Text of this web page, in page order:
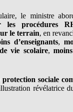
le ministre
les procédures
le terrain, en
d’enseignants,
vie scolaire,
protection sociale
révélatrice